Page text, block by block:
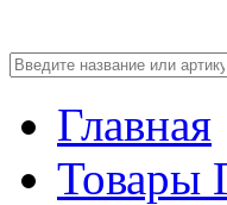
Главная
Товары